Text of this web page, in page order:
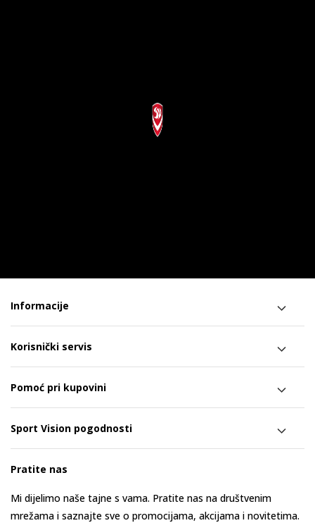
Informacije
Korisnički servis
Pomoć pri kupovini
Sport Vision pogodnosti
Pratite nas
Mi dijelimo naše tajne s vama. Pratite nas na društvenim
mrežama i saznajte sve o promocijama, akcijama i novitetima.